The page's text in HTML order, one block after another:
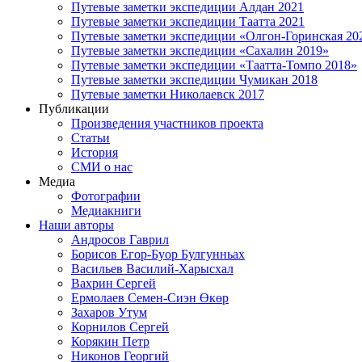
Путевые заметки экспедиции Алдан 2021
Путевые заметки экспедиции Таатта 2021
Путевые заметки экспедиции «Олгон-Горинская
Путевые заметки экспедиции «Сахалин 2019»
Путевые заметки экспедиции «Таатта-Томпо 2018»
Путевые заметки экспедиции Чумикан 2018
Путевые заметки Николаевск 2017
Публикации
Произведения участников проекта
Статьи
История
СМИ о нас
Медиа
Фотографии
Медиакниги
Наши авторы
Андросов Гаврил
Борисов Егор-Буор Булгунньах
Васильев Василий-Харысхал
Вахрин Сергей
Ермолаев Семен-Сиэн Өкөр
Захаров Утум
Корнилов Сергей
Корякин Петр
Никонов Георгий